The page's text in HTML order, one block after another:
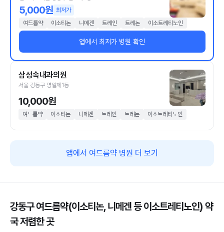
5,000원 최저가
여드름약
이소티논 니메겐 트레인 트레논 이소트레티노인
앱에서 최저가 병원 확인
삼성속내과의원
서울 강동구 명일제1동
10,000원
여드름약 이소티논 니메겐 트레인 트레논 이소트레티노인
앱에서 여드름약 병원 더 보기
강동구 여드름약(이소티논, 니메겐 등 이소트레티노인) 약
국 저렴한 곳